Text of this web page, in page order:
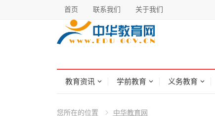
首页 联系我们 关于我们
教育资讯 学前教育 义务教育
您所在的位置 中华教育网